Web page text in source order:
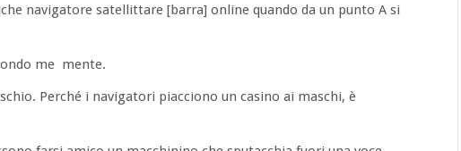
navigatore satellittare [barra] online quando da un punto A si
me mente.
Perché i navigatori piacciono un casino ai maschi, è